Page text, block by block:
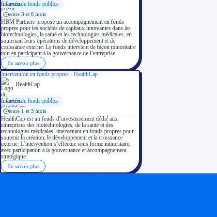
Levée de fonds publics
entre 3 et 6 mois
HBM Partners propose un accompagnement en fonds
propres pour les sociétés de capitaux innovantes dans les
biotechnologies, la santé et les technologies médicales, en
soutenant leurs opérations de développement et de
croissance externe. Le fonds intervient de façon minoritaire
tout en participant à la gouvernance de l’entreprise.
En savoir plus
Intervention en fonds propres - HealthCap
HealthCap
Levée de fonds publics
entre 1 et 3 mois
HealthCap est un fonds d’investissement dédié aux
entreprises des biotechnologies, de la santé et des
technologies médicales, intervenant en fonds propres pour
soutenir la création, le développement et la croissance
externe. L’intervention s’effectue sous forme minoritaire,
avec participation à la gouvernance et accompagnement
stratégique.
En savoir plus